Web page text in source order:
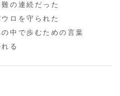
の連続だった
ロを守られた
中で歩むための言葉
る